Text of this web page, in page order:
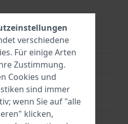
Leder
26 mm
Braun
Dornschließe
Grau
verschiedene
. Für einige Arten
Zustimmung.
Cookies und
sind immer
wenn Sie auf "alle
klicken,